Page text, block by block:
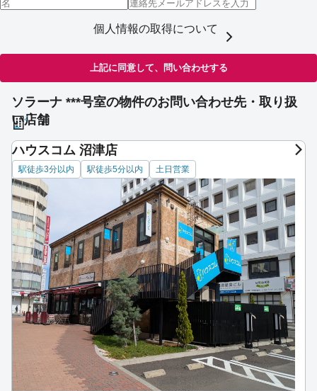
個人情報の取得について
上記に同意して、問い合わせする
ソラーナ ***号室の物件のお問い合わせ先・取り扱
い店舗
ハウスコム 沼津店
駅徒歩3分以内 駅徒歩5分以内 土日営業